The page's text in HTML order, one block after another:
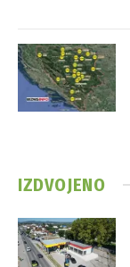
IZDVOJENO